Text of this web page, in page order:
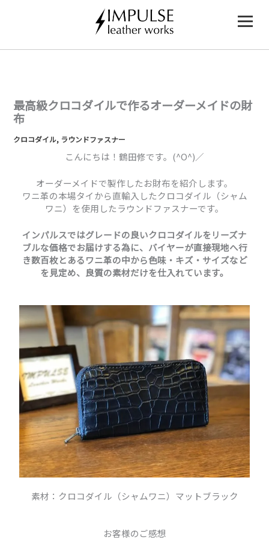
最高級クロコダイルで作るオーダーメイドの財
布
クロコダイル, ラウンドファスナー
こんにちは！鶴田修です。(^O^)／
オーダーメイドで製作したお財布を紹介します。
ワニ革の本場タイから直輸入したクロコダイル（シャム
ワニ）を使用したラウンドファスナーです。
インパルスではグレードの良いクロコダイルをリーズナ
ブルな価格でお届けする為に、バイヤーが直接現地へ行
き数百枚とあるワニ革の中から色味・キズ・サイズなど
を見定め、良質の素材だけを仕入れています。
素材：クロコダイル（シャムワニ）マットブラック
お客様のご感想